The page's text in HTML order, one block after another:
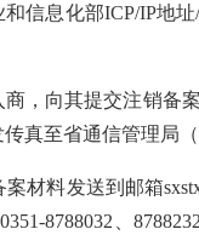
信息化部ICP/IP地
，向其提交注销备
真至省通信管理局（
材料发送到邮箱
8788032、